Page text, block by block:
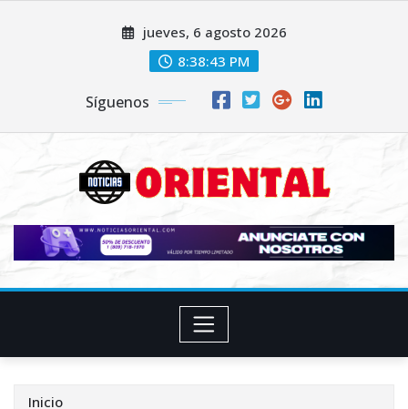
jueves, 6 agosto 2026
8:38:44 PM
Síguenos
Inicio